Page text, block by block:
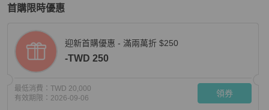
首購限時優惠
迎新首購優惠 - 滿兩萬折 $250
-TWD 250
最低消費： TWD 20,000
有效期限： 2026-09-06 領券